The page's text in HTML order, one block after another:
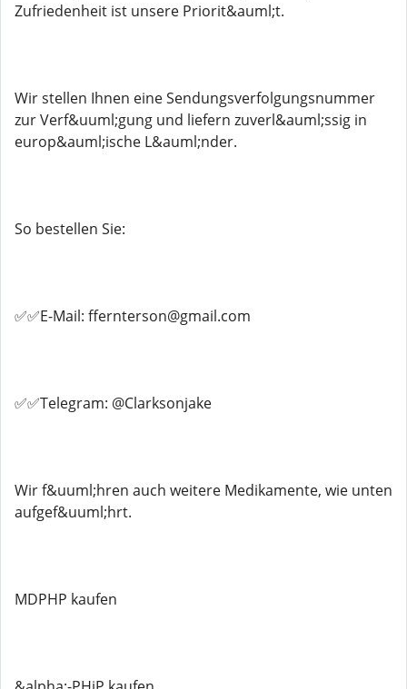
Zufriedenheit ist unsere Priorit&auml;t.
Wir stellen Ihnen eine Sendungsverfolgungsnummer
zur Verf&uuml;gung und liefern zuverl&auml;ssig in
europ&auml;ische L&auml;nder.
So bestellen Sie:
✅✅E-Mail: ffernterson@gmail.com
✅✅Telegram: @Clarksonjake
Wir f&uuml;hren auch weitere Medikamente, wie unten
aufgef&uuml;hrt.
MDPHP kaufen